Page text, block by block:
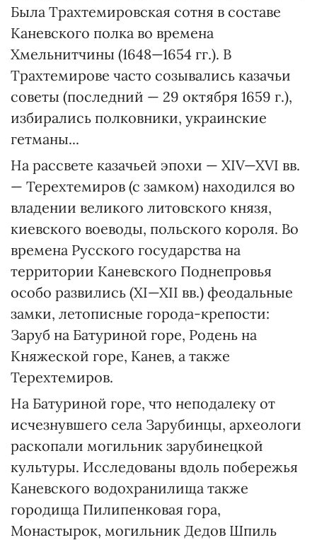
Была Трахтемировская сотня в составе
Каневского полка во времена
Хмельнитчины (1648—1654 гг.). В
Трахтемирове часто созывались казачьи
советы (последний — 29 октября 1659 г.),
избирались полковники, украинские
гетманы...
На рассвете казачьей эпохи — XIV—XVI вв.
— Терехтемиров (с замком) находился во
владении великого литовского князя,
киевского воеводы, польского короля. Во
времена Русского государства на
территории Каневского Поднепровья
особо развились (XI—XІI вв.) феодальные
замки, летописные города-крепости:
Заруб на Батуриной горе, Родень на
Княжеской горе, Канев, а также
Терехтемиров.
На Батуриной горе, что неподалеку от
исчезнувшего села Зарубинцы, археологи
раскопали могильник зарубинецкой
культуры. Исследованы вдоль побережья
Каневского водохранилища также
городища Пилипенковая гора,
Монастырок, могильник Дедов Шпиль